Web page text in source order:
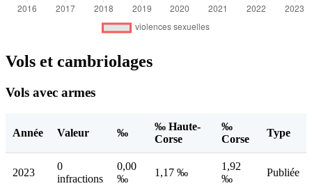
Vols et cambriolages
Vols avec armes
Année Valeur ‰
‰ Haute-
Corse
‰
Corse
Type
2023
0
infractions
0,00
‰
1,17 ‰
1,92
‰
Publiée